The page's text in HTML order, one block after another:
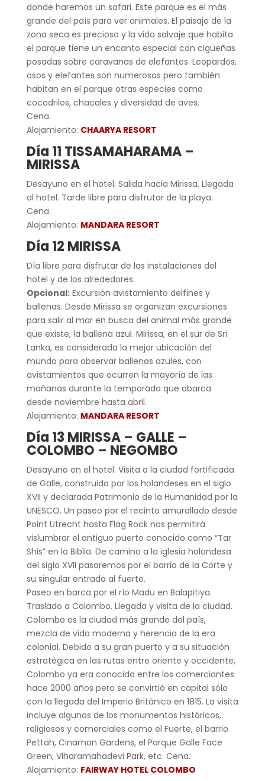
donde haremos un safari. Este parque es el más
grande del país para ver animales. El paisaje de la
zona seca es precioso y la vida salvaje que habita
el parque tiene un encanto especial con cigüeñas
posadas sobre caravanas de elefantes. Leopardos,
osos y elefantes son numerosos pero también
habitan en el parque otras especies como
cocodrilos, chacales y diversidad de aves.
Cena.
Alojamiento: CHAARYA RESORT
Día 11 TISSAMAHARAMA –
MIRISSA
Desayuno en el hotel. Salida hacia Mirissa. Llegada
al hotel. Tarde libre para disfrutar de la playa.
Cena.
Alojamiento: MANDARA RESORT
Día 12 MIRISSA
Día libre para disfrutar de las instalaciones del
hotel y de los alrededores.
Opcional:Excursión avistamiento delfines y
ballenas. Desde Mirissa se organizan excursiones
para salir al mar en busca del animal más grande
que existe, la ballena azul. Mirissa, en el sur de Sri
Lanka, es considerada la mejor ubicación del
mundo para observar ballenas azules, con
avistamientos que ocurren la mayoría de las
mañanas durante la temporada que abarca
desde noviembre hasta abril.
Alojamiento: MANDARA RESORT
Día 13 MIRISSA – GALLE –
COLOMBO – NEGOMBO
Desayuno en el hotel. Visita a la ciudad fortificada
de Galle, construida por los holandeses en el siglo
XVII y declarada Patrimonio de la Humanidad por la
UNESCO. Un paseo por el recinto amurallado desde
Point Utrecht hasta Flag Rock nos permitirá
vislumbrar el antiguo puerto conocido como “Tar
Shis” en la Biblia. De camino a la iglesia holandesa
del siglo XVII pasaremos por el barrio de la Corte y
su singular entrada al fuerte.
Paseo en barca por el río Madu en Balapitiya.
Traslado a Colombo. Llegada y visita de la ciudad.
Colombo es la ciudad más grande del país,
mezcla de vida moderna y herencia de la era
colonial. Debido a su gran puerto y a su situación
estratégica en las rutas entre oriente y occidente,
Colombo ya era conocida entre los comerciantes
hace 2000 años pero se convirtió en capital sólo
con la llegada del Imperio Británico en 1815. La visita
incluye algunos de los monumentos históricos,
religiosos y comerciales como el Fuerte, el barrio
Pettah, Cinamon Gardens, el Parque Galle Face
Green, Viharamahadevi Park, etc. Cena.
Alojamiento: FAIRWAY HOTEL COLOMBO